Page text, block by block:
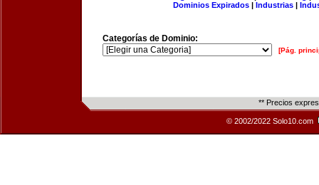
Dominios Expirados | Industrias |
Categorías de Dominio:
[Pág.
** Precios
© 2002/2022 Solo10.com